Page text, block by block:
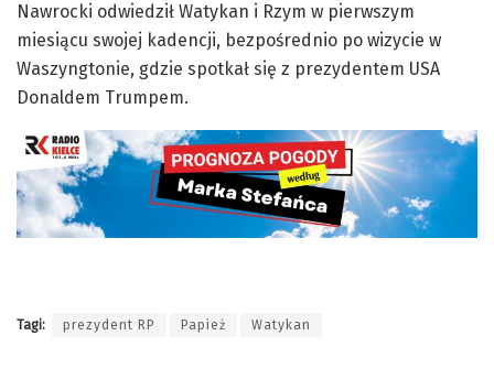
Nawrocki odwiedził Watykan i Rzym w pierwszym
miesiącu swojej kadencji, bezpośrednio po wizycie w
Waszyngtonie, gdzie spotkał się z prezydentem USA
Donaldem Trumpem.
Tagi: prezydent RP Papież Watykan